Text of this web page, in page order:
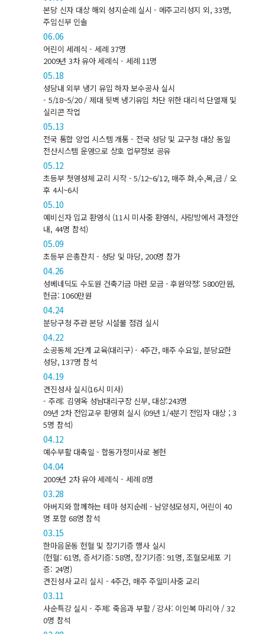
본당 신자 대상 해외 성지순례 실시 - 메주고리성지 외, 33명,
주임신부 인솔
06.06
어린이 세례식 - 세례 37명
2009년 3차 유아 세례식 - 세례 11명
05.18
성당내 외부 냉기 유입 하자 보수공사 실시
- 5/18~5/20 / 제대 뒷벽 냉기유입 차단 위한 대리석 단열재 및
실리콘 작업
05.13
전국 통합 양업 시스템 개통 - 전국 성당 및 교구청 대상 동일
전산시스템 운영으로 상호 업무정보 공유
05.12
초등부 첫영성체 교리 시작 - 5/12~6/12, 매주 화,수,목,금 / 오
후 4시~6시
05.10
예비신자 입교 환영식 (11시 미사중 환영식, 사랑방에서 과정안
내, 44명 참석)
05.09
초등부 은총잔치 - 성당 및 마당, 200명 참가
04.26
성베네딕도 수도원 건축기금 마련 모금 - 후원약정: 5800만원,
헌금: 1060만원
04.24
분당구청 주관 본당 시설물 점검 실시
04.22
소공동체 2단계 교육(대리구) - 4주간, 매주 수요일, 분당요한
성당, 137명 참석
04.19
견진성사 실시(16시 미사)
- 주례: 김영옥 성남대리구장 신부, 대상:243명
09년 2차 전입교우 환영회 실시 (09년 1/4분기 전입자 대상 ; 3
5명 참석)
04.12
예수부활 대축일 - 합동가정미사로 봉헌
04.04
2009년 2차 유아 세례식 - 세례 8명
03.28
아버지와 함께하는 테마 성지순례 - 남양성모성지, 어린이 40
명 포함 68명 참석
03.15
한마음운동 헌혈 및 장기기증 행사 실시
(헌혈: 61명, 증서기증: 58명, 장기기증: 91명, 조혈모세포 기
증: 24명)
견진성사 교리 실시 - 4주간, 매주 주일미사중 교리
03.11
사순특강 실시 - 주제: 죽음과 부활 / 강사: 이인복 마리아 / 32
0명 참석